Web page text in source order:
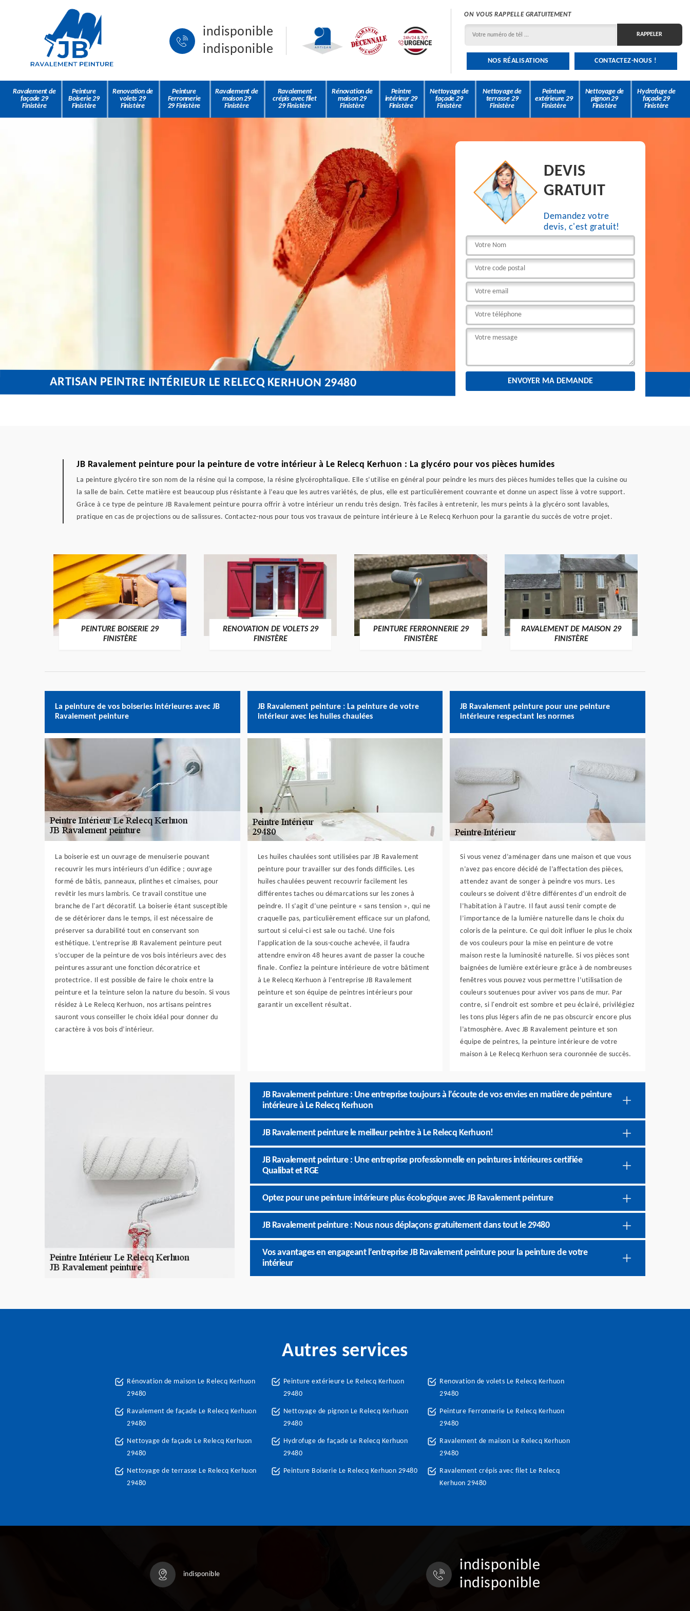
indisponible
indisponible
ON VOUS RAPPELLE GRATUITEMENT
NOS RÉALISATIONS CONTACTEZ-NOUS !
Ravalement de
façade 29
Finistère
Peinture
Boiserie 29
Finistère
Renovation de
volets 29
Finistère
Peinture
Ferronnerie
29 Finistère
Ravalement de
maison 29
Finistère
Ravalement
crépis avec filet
29 Finistère
Rénovation de
maison 29
Finistère
Peintre
intérieur 29
Finistère
Nettoyage de
façade 29
Finistère
Nettoyage de
terrasse 29
Finistère
Peinture
extérieure 29
Finistère
Nettoyage de
pignon 29
Finistère
Hydrofuge de
façade 29
Finistère
DEVIS
GRATUIT
Demandez votre
devis, c'est gratuit!
ARTISAN PEINTRE INTÉRIEUR LE RELECQ KERHUON 29480
JB Ravalement peinture pour la peinture de votre intérieur à Le Relecq Kerhuon : La glycéro pour vos pièces humides
La peinture glycéro tire son nom de la résine qui la compose, la résine glycérophtalique. Elle s’utilise en général pour peindre les murs des pièces humides telles que la cuisine ou
la salle de bain. Cette matière est beaucoup plus résistante à l’eau que les autres variétés, de plus, elle est particulièrement couvrante et donne un aspect lisse à votre support.
Grâce à ce type de peinture JB Ravalement peinture pourra offrir à votre intérieur un rendu très design. Très faciles à entretenir, les murs peints à la glycéro sont lavables,
pratique en cas de projections ou de salissures. Contactez-nous pour tous vos travaux de peinture intérieure à Le Relecq Kerhuon pour la garantie du succès de votre projet.
PEINTURE BOISERIE 29
FINISTÈRE
RENOVATION DE VOLETS 29
FINISTÈRE
PEINTURE FERRONNERIE 29
FINISTÈRE
RAVALEMENT DE MAISON 29
FINISTÈRE
La peinture de vos boiseries intérieures avec JB
Ravalement peinture
La boiserie est un ouvrage de menuiserie pouvant
recouvrir les murs intérieurs d'un édifice ; ouvrage
formé de bâtis, panneaux, plinthes et cimaises, pour
revêtir les murs lambris. Ce travail constitue une
branche de l'art décoratif. La boiserie étant susceptible
de se détériorer dans le temps, il est nécessaire de
préserver sa durabilité tout en conservant son
esthétique. L’entreprise JB Ravalement peinture peut
s’occuper de la peinture de vos bois intérieurs avec des
peintures assurant une fonction décoratrice et
protectrice. Il est possible de faire le choix entre la
peinture et la teinture selon la nature du besoin. Si vous
résidez à Le Relecq Kerhuon, nos artisans peintres
sauront vous conseiller le choix idéal pour donner du
caractère à vos bois d’intérieur.
JB Ravalement peinture : La peinture de votre
intérieur avec les huiles chaulées
Les huiles chaulées sont utilisées par JB Ravalement
peinture pour travailler sur des fonds difficiles. Les
huiles chaulées peuvent recouvrir facilement les
différentes taches ou démarcations sur les zones à
peindre. Il s’agit d’une peinture « sans tension », qui ne
craquelle pas, particulièrement efficace sur un plafond,
surtout si celui-ci est sale ou taché. Une fois
l’application de la sous-couche achevée, il faudra
attendre environ 48 heures avant de passer la couche
finale. Confiez la peinture intérieure de votre bâtiment
à Le Relecq Kerhuon à l’entreprise JB Ravalement
peinture et son équipe de peintres intérieurs pour
garantir un excellent résultat.
JB Ravalement peinture pour une peinture
intérieure respectant les normes
Si vous venez d’aménager dans une maison et que vous
n’avez pas encore décidé de l’affectation des pièces,
attendez avant de songer à peindre vos murs. Les
couleurs se doivent d’être différentes d’un endroit de
l’habitation à l’autre. Il faut aussi tenir compte de
l’importance de la lumière naturelle dans le choix du
coloris de la peinture. Ce qui doit influer le plus le choix
de vos couleurs pour la mise en peinture de votre
maison reste la luminosité naturelle. Si vos pièces sont
baignées de lumière extérieure grâce à de nombreuses
fenêtres vous pouvez vous permettre l’utilisation de
couleurs soutenues pour aviver vos pans de mur. Par
contre, si l'endroit est sombre et peu éclairé, privilégiez
les tons plus légers afin de ne pas obscurcir encore plus
l’atmosphère. Avec JB Ravalement peinture et son
équipe de peintres, la peinture intérieure de votre
maison à Le Relecq Kerhuon sera couronnée de succès.
JB Ravalement peinture : Une entreprise toujours à l’écoute de vos envies en matière de peinture
intérieure à Le Relecq Kerhuon
JB Ravalement peinture le meilleur peintre à Le Relecq Kerhuon!
JB Ravalement peinture : Une entreprise professionnelle en peintures intérieures certifiée
Qualibat et RGE
Optez pour une peinture intérieure plus écologique avec JB Ravalement peinture
JB Ravalement peinture : Nous nous déplaçons gratuitement dans tout le 29480
Vos avantages en engageant l’entreprise JB Ravalement peinture pour la peinture de votre
intérieur
Autres services
Rénovation de maison Le Relecq Kerhuon
29480
Ravalement de façade Le Relecq Kerhuon
29480
Nettoyage de façade Le Relecq Kerhuon
29480
Nettoyage de terrasse Le Relecq Kerhuon
29480
Peinture extérieure Le Relecq Kerhuon
29480
Nettoyage de pignon Le Relecq Kerhuon
29480
Hydrofuge de façade Le Relecq Kerhuon
29480
Peinture Boiserie Le Relecq Kerhuon 29480
Renovation de volets Le Relecq Kerhuon
29480
Peinture Ferronnerie Le Relecq Kerhuon
29480
Ravalement de maison Le Relecq Kerhuon
29480
Ravalement crépis avec filet Le Relecq
Kerhuon 29480
indisponible
indisponible
indisponible